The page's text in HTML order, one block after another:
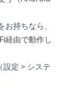
持ちなら、
経由で動作し
（設定 > システ